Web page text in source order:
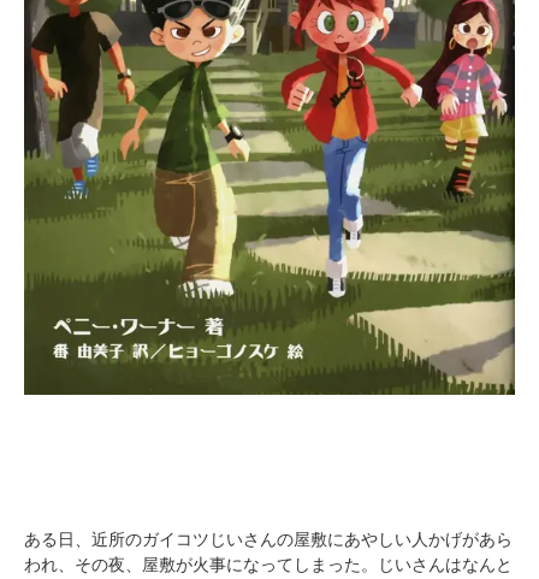
ある日、近所のガイコツじいさんの屋敷にあやしい人かげがあら
われ、その夜、屋敷が火事になってしまった。じいさんはなんと